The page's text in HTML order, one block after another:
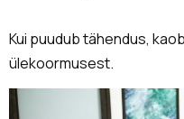
Kui puudub tähendus,
ülekoormusest.